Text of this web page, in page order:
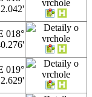
018°
019°